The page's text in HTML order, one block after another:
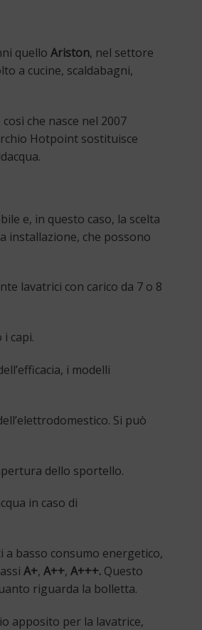
quello Ariston, nel settore
a cucine, scaldabagni,
così che nasce nel 2007
Hotpoint sostituisce
e, in questo caso, la scelta
installazione, che possono
lavatrici con carico da 7 o 8
capi.
i modelli
Si può
dello sportello.
in caso di
basso consumo energetico,
A+, A++, A+++. Questo
riguarda la bolletta.
apposito per la lavatrice,